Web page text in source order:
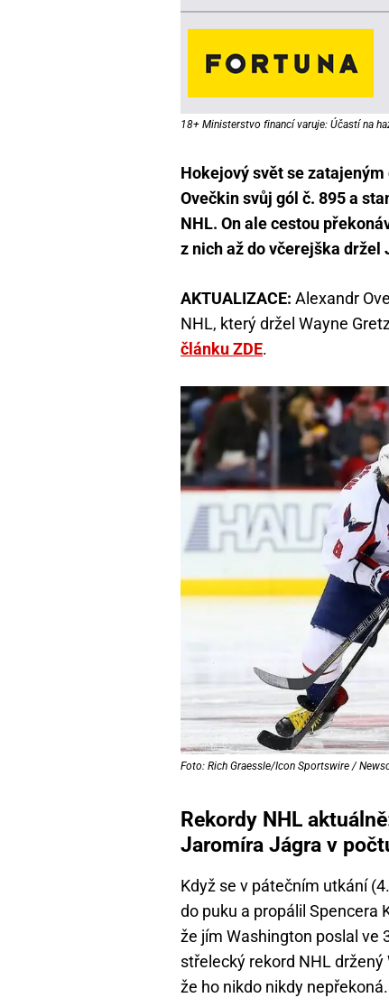
18+ Ministerstvo financí varuje: Účastí na
Hokejový svět se
Ovečkin svůj gól č. 895 a
NHL. On ale cestou
z nich až do včerejška držel
AKTUALIZACE: Alexandr
NHL, který držel Wayne
článku ZDE.
Foto: Rich Graessle/Icon Sportswire /
Rekordy NHL
Jaromíra Jágra v
Když se v pátečním utkání
do puku a propálil Spencera
že jím Washington poslal ve
střelecký rekord NHL
že ho nikdo nikdy nepřekoná.